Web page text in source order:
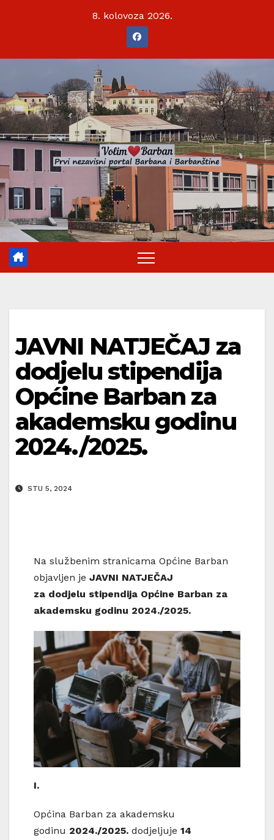
8. kolovoza 2026.
JAVNI NATJEČAJ za
dodjelu stipendija
Općine Barban za
akademsku godinu
2024./2025.
STU 5, 2024
Na službenim stranicama Općine Barban
objavljen je JAVNI NATJEČAJ
za dodjelu stipendija Općine Barban za
akademsku godinu 2024./2025.
I.
Općina Barban za akademsku
godinu 2024./2025. dodjeljuje 14